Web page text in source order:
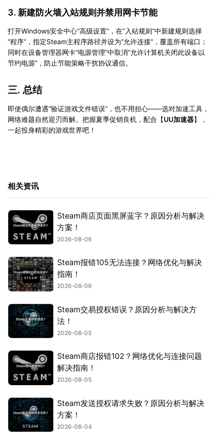
3. 新建防火墙入站规则并禁用网卡节能
打开Windows安全中心“高级设置”，在“入站规则”中新建规则选择
“程序”，指定Steam主程序路径并设为“允许连接”，覆盖所有端口；
同时在设备管理器网卡“电源管理”中取消“允许计算机关闭此设备以
节约电源”，防止节能策略干扰协议通信。
三. 总结
即使偶尔遭遇“验证游戏文件错误”，也不用担心——选对加速工具，
网络难题自然迎刃而解。把握夏季促销良机，配合【UU加速器】，
一起投身精彩的游戏世界吧！
相关资讯
Steam商店页面黑屏蓝字？原因分析与解决
方案！
2026-08-06
Steam报错105无法连接？网络优化与解决
指南！
2026-08-06
Steam交易授权错误？原因分析与解决方
法！
2026-08-05
Steam商店报错102？网络优化与连接问题
解决指南！
2026-08-05
Steam发送授权请求失败？原因分析与解决
方案！
2026-08-04